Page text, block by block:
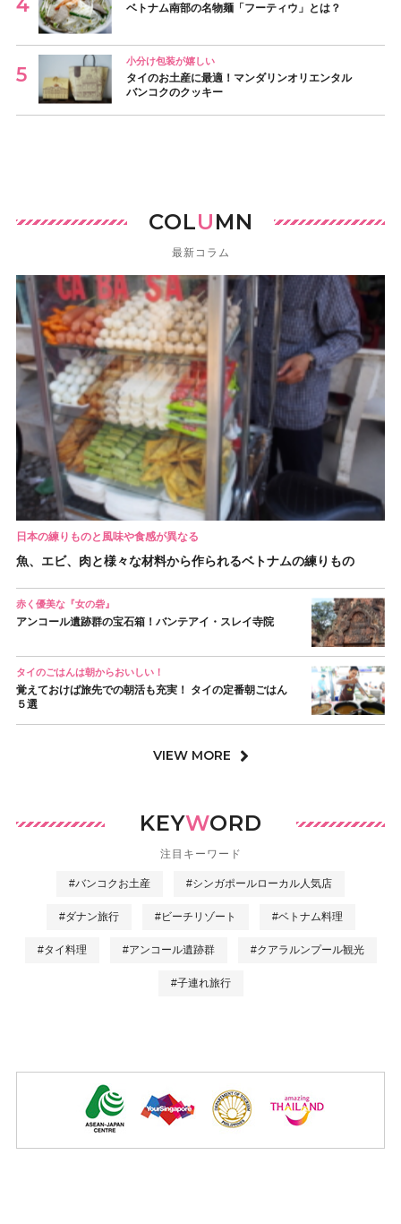
ベトナム南部の名物麺「フーティウ」とは？
小分け包装が嬉しい
タイのお土産に最適！マンダリンオリエンタル
バンコクのクッキー
COLUMN
最新コラム
日本の練りものと風味や食感が異なる
魚、エビ、肉と様々な材料から作られるベトナムの練りもの
赤く優美な『女の砦』
アンコール遺跡群の宝石箱！バンテアイ・スレイ寺院
タイのごはんは朝からおいしい！
覚えておけば旅先での朝活も充実！ タイの定番朝ごはん
５選
VIEW MORE
KEYWORD
注目キーワード
#バンコクお土産 #シンガポールローカル人気店
#ダナン旅行 #ビーチリゾート #ベトナム料理
#タイ料理 #アンコール遺跡群 #クアラルンプール観光
#子連れ旅行